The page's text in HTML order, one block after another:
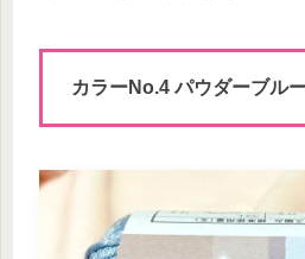
カラーNo.4 パウダーブル